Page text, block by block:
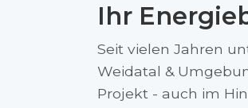
Ihr
Seit vielen Jahren
Weidatal &
Projekt - auch im